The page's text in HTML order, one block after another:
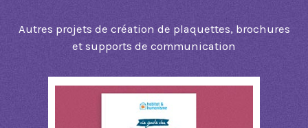
Autres projets de création de plaquettes, brochures
et supports de communication